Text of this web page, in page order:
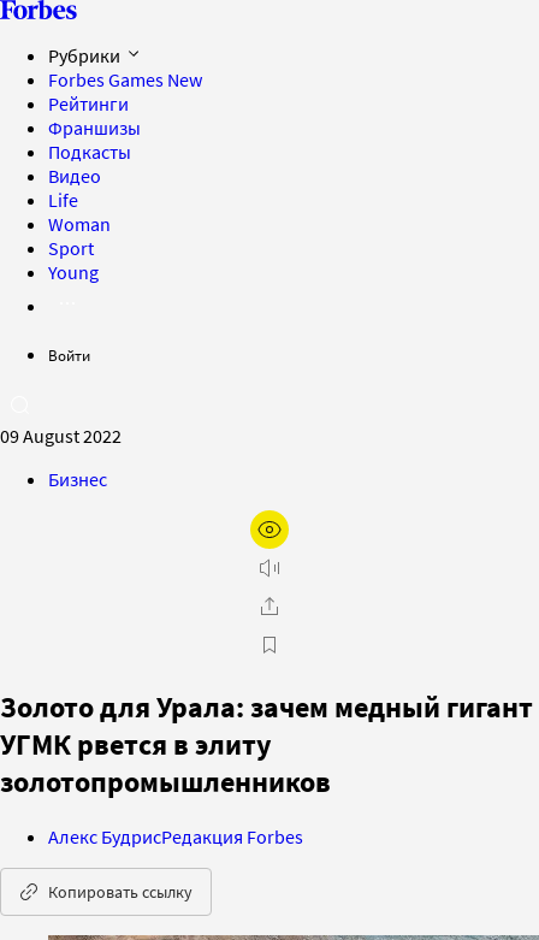
Рубрики
Forbes Games New
Рейтинги
Франшизы
Подкасты
Видео
Life
Woman
Sport
Young
Войти
09 August 2022
Бизнес
Золото для Урала: зачем медный гигант
УГМК рвется в элиту
золотопромышленников
Алекс БудрисРедакция Forbes
Копировать ссылку